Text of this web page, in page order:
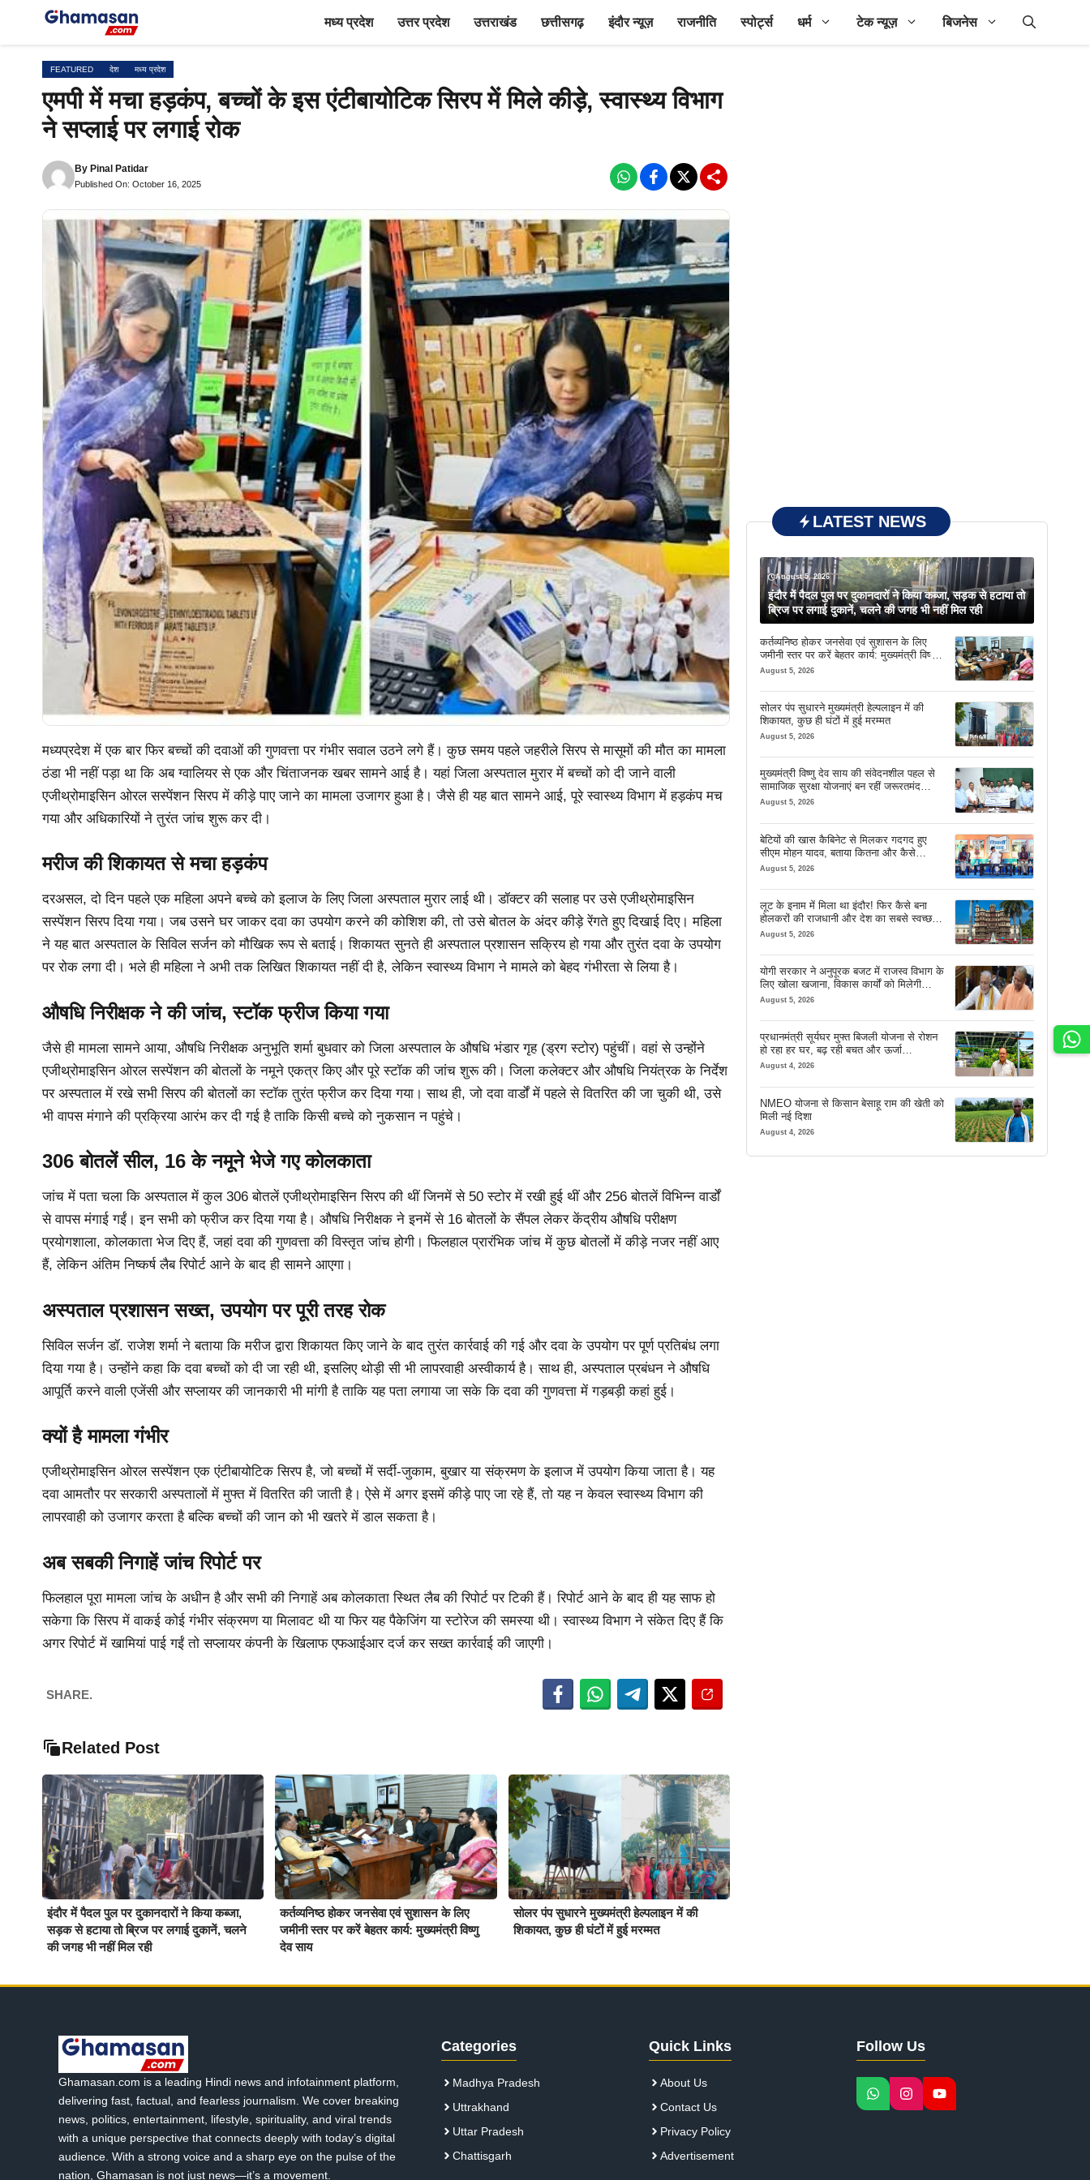
मध्य प्रदेश उत्तर प्रदेश उत्तराखंड छत्तीसगढ़ इंदौर न्यूज़ राजनीति स्पोर्ट्स धर्म टेक न्यूज़ बिजनेस
FEATURED देश मध्य प्रदेश
एमपी में मचा हड़कंप, बच्चों के इस एंटीबायोटिक सिरप में मिले कीड़े, स्वास्थ्य विभाग
ने सप्लाई पर लगाई रोक
By Pinal Patidar
Published On: October 16, 2025
मध्यप्रदेश में एक बार फिर बच्चों की दवाओं की गुणवत्ता पर गंभीर सवाल उठने लगे हैं। कुछ समय पहले जहरीले सिरप से मासूमों की मौत का मामला
ठंडा भी नहीं पड़ा था कि अब ग्वालियर से एक और चिंताजनक खबर सामने आई है। यहां जिला अस्पताल मुरार में बच्चों को दी जाने वाली
एजीथ्रोमाइसिन ओरल सस्पेंशन सिरप में कीड़े पाए जाने का मामला उजागर हुआ है। जैसे ही यह बात सामने आई, पूरे स्वास्थ्य विभाग में हड़कंप मच
गया और अधिकारियों ने तुरंत जांच शुरू कर दी।
मरीज की शिकायत से मचा हड़कंप
दरअसल, दो दिन पहले एक महिला अपने बच्चे को इलाज के लिए जिला अस्पताल मुरार लाई थी। डॉक्टर की सलाह पर उसे एजीथ्रोमाइसिन
सस्पेंशन सिरप दिया गया। जब उसने घर जाकर दवा का उपयोग करने की कोशिश की, तो उसे बोतल के अंदर कीड़े रेंगते हुए दिखाई दिए। महिला
ने यह बात अस्पताल के सिविल सर्जन को मौखिक रूप से बताई। शिकायत सुनते ही अस्पताल प्रशासन सक्रिय हो गया और तुरंत दवा के उपयोग
पर रोक लगा दी। भले ही महिला ने अभी तक लिखित शिकायत नहीं दी है, लेकिन स्वास्थ्य विभाग ने मामले को बेहद गंभीरता से लिया है।
औषधि निरीक्षक ने की जांच, स्टॉक फ्रीज किया गया
जैसे ही मामला सामने आया, औषधि निरीक्षक अनुभूति शर्मा बुधवार को जिला अस्पताल के औषधि भंडार गृह (ड्रग स्टोर) पहुंचीं। वहां से उन्होंने
एजीथ्रोमाइसिन ओरल सस्पेंशन की बोतलों के नमूने एकत्र किए और पूरे स्टॉक की जांच शुरू की। जिला कलेक्टर और औषधि नियंत्रक के निर्देश
पर अस्पताल में रखे सभी सिरप की बोतलों का स्टॉक तुरंत फ्रीज कर दिया गया। साथ ही, जो दवा वार्डों में पहले से वितरित की जा चुकी थी, उसे
भी वापस मंगाने की प्रक्रिया आरंभ कर दी गई है ताकि किसी बच्चे को नुकसान न पहुंचे।
306 बोतलें सील, 16 के नमूने भेजे गए कोलकाता
जांच में पता चला कि अस्पताल में कुल 306 बोतलें एजीथ्रोमाइसिन सिरप की थीं जिनमें से 50 स्टोर में रखी हुई थीं और 256 बोतलें विभिन्न वार्डों
से वापस मंगाई गईं। इन सभी को फ्रीज कर दिया गया है। औषधि निरीक्षक ने इनमें से 16 बोतलों के सैंपल लेकर केंद्रीय औषधि परीक्षण
प्रयोगशाला, कोलकाता भेज दिए हैं, जहां दवा की गुणवत्ता की विस्तृत जांच होगी। फिलहाल प्रारंभिक जांच में कुछ बोतलों में कीड़े नजर नहीं आए
हैं, लेकिन अंतिम निष्कर्ष लैब रिपोर्ट आने के बाद ही सामने आएगा।
अस्पताल प्रशासन सख्त, उपयोग पर पूरी तरह रोक
सिविल सर्जन डॉ. राजेश शर्मा ने बताया कि मरीज द्वारा शिकायत किए जाने के बाद तुरंत कार्रवाई की गई और दवा के उपयोग पर पूर्ण प्रतिबंध लगा
दिया गया है। उन्होंने कहा कि दवा बच्चों को दी जा रही थी, इसलिए थोड़ी सी भी लापरवाही अस्वीकार्य है। साथ ही, अस्पताल प्रबंधन ने औषधि
आपूर्ति करने वाली एजेंसी और सप्लायर की जानकारी भी मांगी है ताकि यह पता लगाया जा सके कि दवा की गुणवत्ता में गड़बड़ी कहां हुई।
क्यों है मामला गंभीर
एजीथ्रोमाइसिन ओरल सस्पेंशन एक एंटीबायोटिक सिरप है, जो बच्चों में सर्दी-जुकाम, बुखार या संक्रमण के इलाज में उपयोग किया जाता है। यह
दवा आमतौर पर सरकारी अस्पतालों में मुफ्त में वितरित की जाती है। ऐसे में अगर इसमें कीड़े पाए जा रहे हैं, तो यह न केवल स्वास्थ्य विभाग की
लापरवाही को उजागर करता है बल्कि बच्चों की जान को भी खतरे में डाल सकता है।
अब सबकी निगाहें जांच रिपोर्ट पर
फिलहाल पूरा मामला जांच के अधीन है और सभी की निगाहें अब कोलकाता स्थित लैब की रिपोर्ट पर टिकी हैं। रिपोर्ट आने के बाद ही यह साफ हो
सकेगा कि सिरप में वाकई कोई गंभीर संक्रमण या मिलावट थी या फिर यह पैकेजिंग या स्टोरेज की समस्या थी। स्वास्थ्य विभाग ने संकेत दिए हैं कि
अगर रिपोर्ट में खामियां पाई गईं तो सप्लायर कंपनी के खिलाफ एफआईआर दर्ज कर सख्त कार्रवाई की जाएगी।
SHARE.
Related Post
इंदौर में पैदल पुल पर दुकानदारों ने किया कब्जा,
सड़क से हटाया तो ब्रिज पर लगाई दुकानें, चलने
की जगह भी नहीं मिल रही
कर्तव्यनिष्ठ होकर जनसेवा एवं सुशासन के लिए
जमीनी स्तर पर करें बेहतर कार्य: मुख्यमंत्री विष्णु
देव साय
सोलर पंप सुधारने मुख्यमंत्री हेल्पलाइन में की
शिकायत, कुछ ही घंटों में हुई मरम्मत
LATEST NEWS
August 5, 2026
इंदौर में पैदल पुल पर दुकानदारों ने किया कब्जा, सड़क से हटाया तो
ब्रिज पर लगाई दुकानें, चलने की जगह भी नहीं मिल रही
कर्तव्यनिष्ठ होकर जनसेवा एवं सुशासन के लिए
जमीनी स्तर पर करें बेहतर कार्य: मुख्यमंत्री विष्णु
देव साय
August 5, 2026
सोलर पंप सुधारने मुख्यमंत्री हेल्पलाइन में की
शिकायत, कुछ ही घंटों में हुई मरम्मत
August 5, 2026
मुख्यमंत्री विष्णु देव साय की संवेदनशील पहल से
सामाजिक सुरक्षा योजनाएं बन रहीं जरूरतमंद
परिवारों का मजबूत सहारा
August 5, 2026
बेटियों की खास कैबिनेट से मिलकर गदगद हुए
सीएम मोहन यादव, बताया कितना और कैसे
इस्तेमाल करें AI
August 5, 2026
लूट के इनाम में मिला था इंदौर! फिर कैसे बना
होलकरों की राजधानी और देश का सबसे स्वच्छ
शहर? जानें पूरी कहानी
August 5, 2026
योगी सरकार ने अनुपूरक बजट में राजस्व विभाग के
लिए खोला खजाना, विकास कार्यों को मिलेगी
रफ्तार
August 5, 2026
प्रधानमंत्री सूर्यघर मुफ्त बिजली योजना से रोशन
हो रहा हर घर, बढ़ रही बचत और ऊर्जा
आत्मनिर्भरता
August 4, 2026
NMEO योजना से किसान बेसाहू राम की खेती को
मिली नई दिशा
August 4, 2026
Ghamasan.com is a leading Hindi news and infotainment platform,
delivering fast, factual, and fearless journalism. We cover breaking
news, politics, entertainment, lifestyle, spirituality, and viral trends
with a unique perspective that connects deeply with today’s digital
audience. With a strong voice and a sharp eye on the pulse of the
nation, Ghamasan is not just news—it’s a movement.
Categories
Madhya Pradesh
Uttrakhand
Uttar Pradesh
Chattisgarh
Quick Links
About Us
Contact Us
Privacy Policy
Advertisement
Follow Us